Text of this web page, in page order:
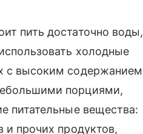
пить достаточно воды,
холодные
с высоким содержанием
порциями,
питательные вещества:
и прочих продуктов,